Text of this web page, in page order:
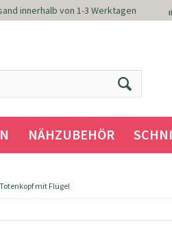
innerhalb von 1-3 Werktagen
NÄHZUBEHÖR
mit Flügel